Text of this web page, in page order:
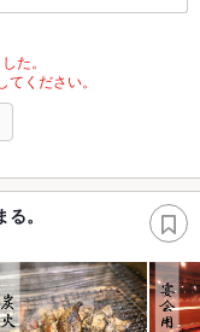
た。
ください。
。